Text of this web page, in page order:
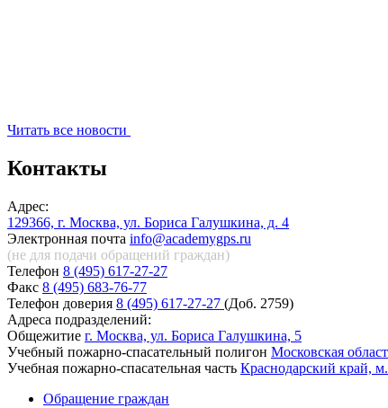
Читать все новости
Контакты
Адрес:
129366, г. Москва, ул. Бориса Галушкина, д. 4
Электронная почта info@academygps.ru
(не для подачи обращений граждан)
Телефон 8 (495) 617-27-27
Факс 8 (495) 683-76-77
Телефон доверия 8 (495) 617-27-27 (Доб. 2759)
Адреса подразделений:
Общежитие г. Москва, ул. Бориса Галушкина, 5
Учебный пожарно-спасательный полигон Московская
Учебная пожарно-спасательная часть Краснодарский край,
Обращение граждан